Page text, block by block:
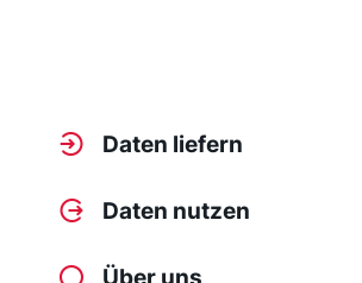
Daten liefern
Daten nutzen